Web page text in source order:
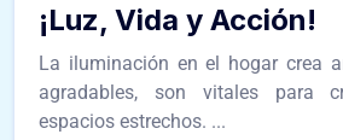
¡Luz, Vida y Acción!
La iluminación en el hogar crea
agradables, son vitales para
espacios estrechos. ...